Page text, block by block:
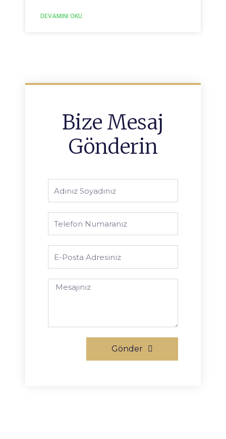
DEVAMINI OKU
Bize Mesaj
Gönderin
Gönder